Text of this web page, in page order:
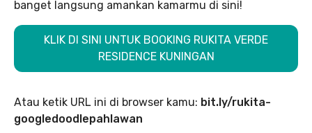
banget langsung amankan kamarmu di sini!
KLIK DI SINI UNTUK BOOKING RUKITA VERDE
RESIDENCE KUNINGAN
Atau ketik URL ini di browser kamu: bit.ly/rukita-
googledoodlepahlawan